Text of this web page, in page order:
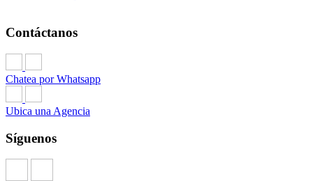
Contáctanos
Chatea por Whatsapp
Ubica una Agencia
Síguenos